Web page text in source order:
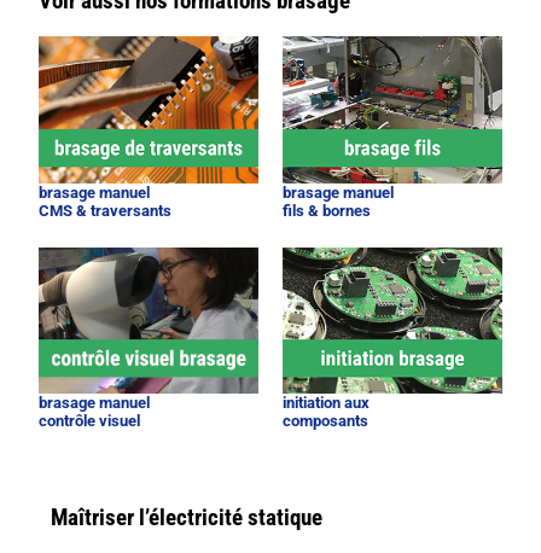
brasage manuel
CMS & traversants
brasage manuel
fils & bornes
brasage manuel
contrôle visuel
initiation aux
composants
Maîtriser l’électricité statique